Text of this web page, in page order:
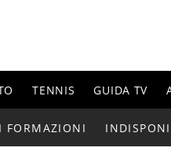
TENNIS GUIDA TV
FORMAZIONI